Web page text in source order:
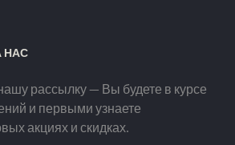
НАС
рассылку — Вы будете в курсе
и первыми узнаете
акциях и скидках.